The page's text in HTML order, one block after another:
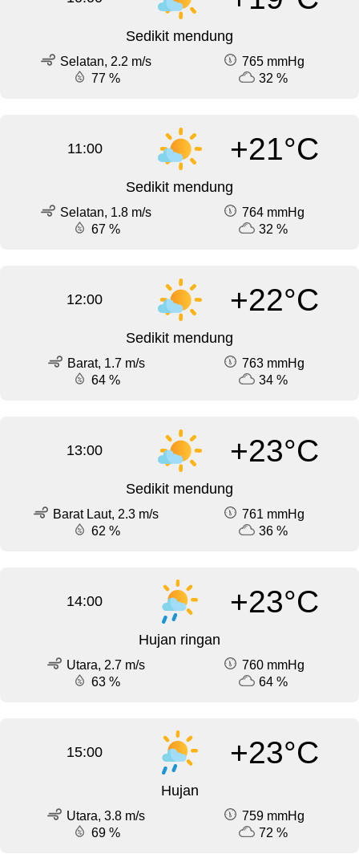
Sedikit mendung
Selatan, 2.2 m/s
765 mmHg
77 %
32 %
11:00 +21°C
Sedikit mendung
Selatan, 1.8 m/s
764 mmHg
67 %
32 %
12:00 +22°C
Sedikit mendung
Barat, 1.7 m/s
763 mmHg
64 %
34 %
13:00 +23°C
Sedikit mendung
Barat Laut, 2.3 m/s
761 mmHg
62 %
36 %
14:00 +23°C
Hujan ringan
Utara, 2.7 m/s
760 mmHg
63 %
64 %
15:00 +23°C
Hujan
Utara, 3.8 m/s
759 mmHg
69 %
72 %